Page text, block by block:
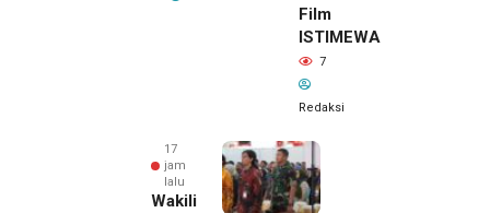
Film
ISTIMEWA
7
Redaksi
17
jam
lalu
Wakili